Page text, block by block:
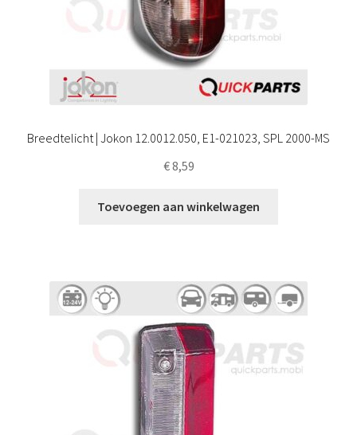
Breedtelicht | Jokon 12.0012.050, E1-021023, SPL 2000-MS
€8,59
Toevoegen aan winkelwagen